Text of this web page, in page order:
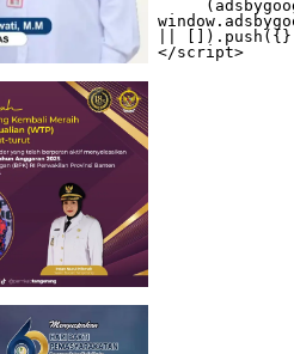
||
</script>